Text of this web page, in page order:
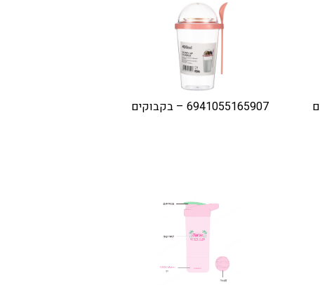
6941055165907 – בקבוקים